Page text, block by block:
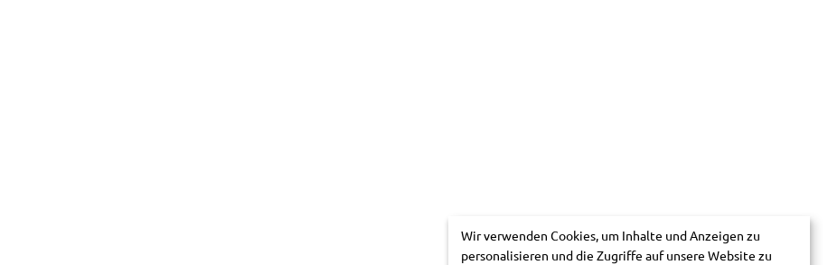
Wir verwenden Cookies, um Inhalte und Anzeigen zu
personalisieren und die Zugriffe auf unsere Website zu